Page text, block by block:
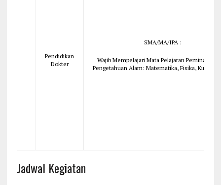
Pendidikan
Dokter
SMA/MA/IPA :
Wajib Mempelajari Mata Pelajaran Peminatan
Pengetahuan Alam: Matematika, Fisika, Kimia,
Jadwal Kegiatan